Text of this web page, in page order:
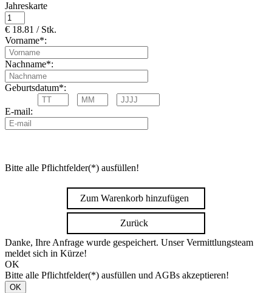
Jahreskarte
€ 18.81 / Stk.
Vorname*:
Nachname*:
Geburtsdatum*:
E-mail:
Bitte alle Pflichtfelder(*) ausfüllen!
Zum Warenkorb hinzufügen
Zurück
Danke, Ihre Anfrage wurde gespeichert. Unser Vermittlungsteam
meldet sich in Kürze!
OK
Bitte alle Pflichtfelder(*) ausfüllen und AGBs akzeptieren!
OK